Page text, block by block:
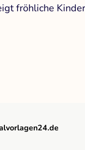
fröhliche